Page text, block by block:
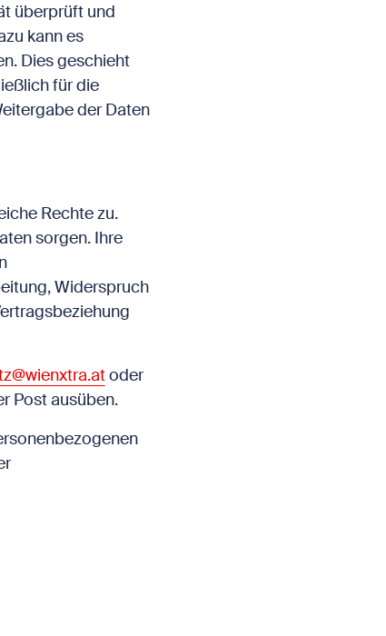
überprüft und
kann es
Dies geschieht
für die
der Daten
Rechte zu.
sorgen. Ihre
Widerspruch
oder
Post ausüben.